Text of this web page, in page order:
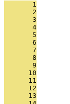
       1
       2
       3
       4
       5
       6
       7
       8
       9
      10
      11
      12
      13